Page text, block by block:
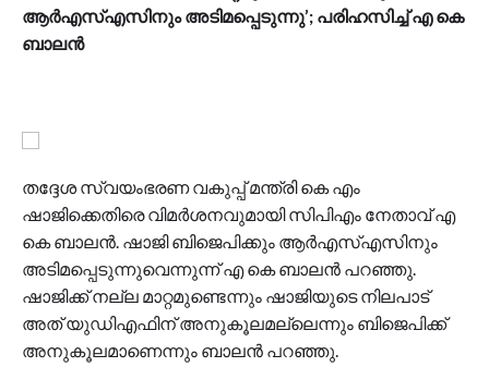
ആർഎസ്എസിനും അടിമപ്പെടുന്നു’; പരിഹസിച്ച് എ കെ
ബാലൻ
തദ്ദേശ സ്വയംഭരണ വകുപ്പ് മന്ത്രി കെ എം
ഷാജിക്കെതിരെ വിമർശനവുമായി സിപിഎം നേതാവ് എ
കെ ബാലൻ. ഷാജി ബിജെപിക്കും ആർഎസ്എസിനും
അടിമപ്പെടുന്നുവെന്നുന്ന് എ കെ ബാലൻ പറഞ്ഞു.
ഷാജിക്ക് നല്ല മാറ്റമുണ്ടെന്നും ഷാജിയുടെ നിലപാട്
അത് യുഡിഎഫിന് അനുകൂലമല്ലെന്നും ബിജെപിക്ക്
അനുകൂലമാണെന്നും ബാലൻ പറഞ്ഞു.